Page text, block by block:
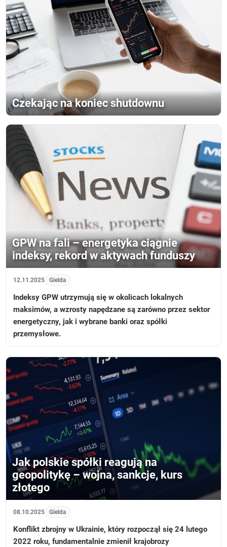
Czekając na koniec shutdownu
GPW na fali – energetyka ciągnie
indeksy, rekord w aktywach funduszy
12.11.2025 Gielda
Indeksy GPW utrzymują się w okolicach lokalnych
maksimów, a wzrosty napędzane są zarówno przez sektor
energetyczny, jak i wybrane banki oraz spółki
przemysłowe.
Jak polskie spółki reagują na
geopolitykę – wojna, sankcje, kurs
złotego
08.10.2025 Gielda
Konflikt zbrojny w Ukrainie, który rozpoczął się 24 lutego
2022 roku, fundamentalnie zmienił krajobrozy